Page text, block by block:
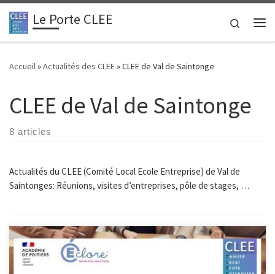
Passer au contenu
Le Porte CLEE
Search
Accueil»Actualités des CLEE»CLEE de Val de Saintonge
CLEE de Val de Saintonge
8 articles
Actualités du CLEE (Comité Local Ecole Entreprise) de Val de
Saintonges: Réunions, visites d’entreprises, pôle de stages, …